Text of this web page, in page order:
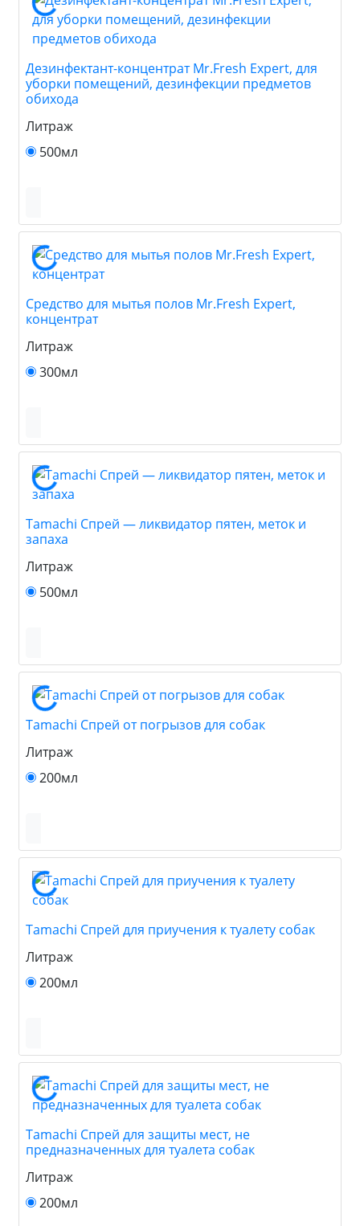
Дезинфектант-концентрат Mr.Fresh Expert, для
уборки помещений, дезинфекции предметов
обихода
Литраж
500мл
Средство для мытья полов Mr.Fresh Expert,
концентрат
Литраж
300мл
Tamachi Спрей — ликвидатор пятен, меток и
запаха
Литраж
500мл
Tamachi Спрей от погрызов для собак
Литраж
200мл
Tamachi Спрей для приучения к туалету собак
Литраж
200мл
Tamachi Спрей для защиты мест, не
предназначенных для туалета собак
Литраж
200мл